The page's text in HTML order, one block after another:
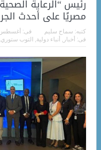
مصريًا على أحدث
كتبه: سماح سليم فى: أغسطس 07,
فى: أخبار , أنباء دولية, التوب ستوري